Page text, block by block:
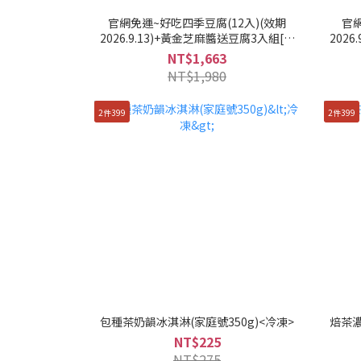
官網免運~好吃四季豆腐(12入)(效期
2026.9.13)+黃金芝麻醬送豆腐3入組[冷
藏]
NT$1,663
NT$1,980
官
2件399
包種茶奶韻冰淇淋(家庭號350g)<冷凍>
NT$225
2件399
焙茶